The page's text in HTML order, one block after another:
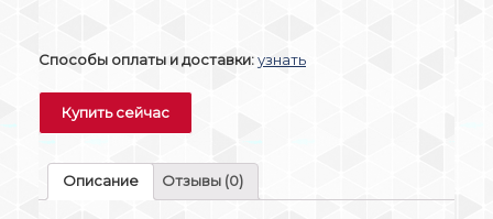
Способы оплаты и доставки:узнать
Купить сейчас
Описание Отзывы (0)